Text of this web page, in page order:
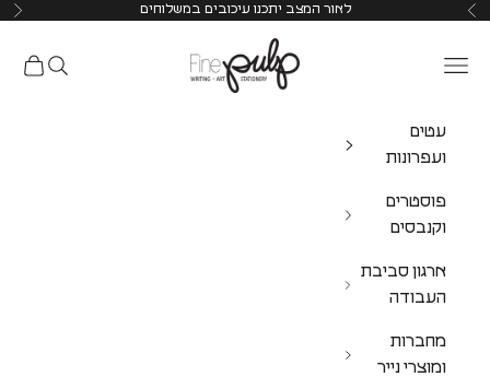
לאור המצב יתכנו עיכובים במשלוחים
Pulp Shop
עטים
ועפרונות
פוסטרים
וקנבסים
ארגון סביבת
העבודה
מחברות
ומוצרי נייר